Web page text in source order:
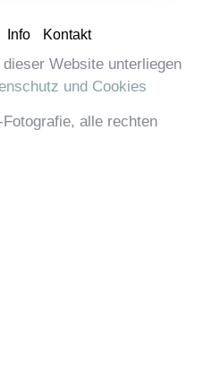
Info Kontakt
Website unterliegen
und Cookies
alle rechten